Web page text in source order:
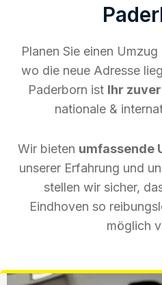
Planen Sie einen
wo die neue Adresse
Paderborn ist Ihr
nationale &
Wir bieten umfassende
unserer Erfahrung und
stellen wir sicher,
Eindhoven so
möglich